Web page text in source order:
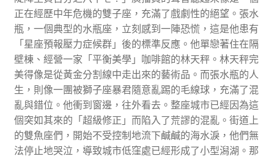
正在經歷中年危機的雙子座，充滿了戲劇性的絕望。張水
瓶，一個典型的水瓶座，立刻感到一陣恐慌，這是他患有
「星座預報壓力症候群」後的標準反應。他單戀著住在隔
壁棟、經營一家「平衡美學」咖啡館的林天秤。林天秤完
美得像是從黃金分割線中走出來的藝術品。而張水瓶的人
生，則像一團被獅子座暴君隨意亂踢的毛線球，充滿了混
亂與錯位。他衝到窗邊，往外看去。整座城市已經因為這
個突如其來的「超級修正」而陷入了荒謬的混亂。街道上
的雙魚座們，開始不受控制地流下鹹鹹的海水淚，他們無
法停止地哭泣，導致城市低窪處已經形成了小型潟湖。那